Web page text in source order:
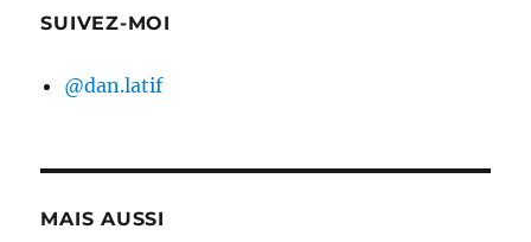
SUIVEZ-MOI
@dan.latif
MAIS AUSSI